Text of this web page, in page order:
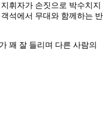
휘자가 손짓으로 박수치지
석에서 무대와 함께하는 반
꽤 잘 들리며 다른 사람의